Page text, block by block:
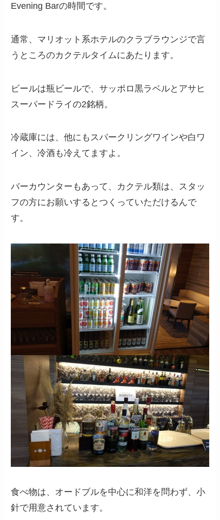
Evening Barの時間です。
通常、マリオット系ホテルのクラブラウンジで言
うところのカクテルタイムにあたります。
ビールは瓶ビールで、サッポロ黒ラベルとアサヒ
スーパードライの2銘柄。
冷蔵庫には、他にもスパークリングワインや白ワ
イン、冷酒も冷えてますよ。
バーカウンターもあって、カクテル類は、スタッ
フの方にお願いするとつくっていただけるんで
す。
食べ物は、オードブルを中心に和洋を問わず、小
針で用意されています。